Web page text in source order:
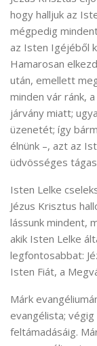
hogy halljuk az
mégpedig
az Isten Igéjéből
Hamarosan
után, emellett
minden vár ránk,
járvány miatt;
üzenetét; így
élnünk –, azt az
üdvösséges
Isten Lelke
Jézus Krisztus
lássunk mindent,
akik Isten Lelke
legfontosabbat:
Isten Fiát, a
Márk
evangélista;
feltámadásáig.